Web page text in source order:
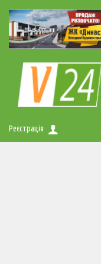
Реєстрація